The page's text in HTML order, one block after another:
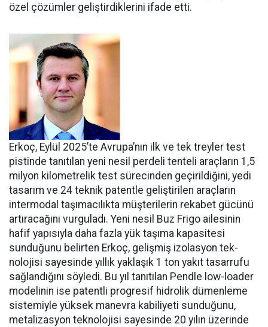
özel çözüm­ler geliştirdiklerini ifade etti.
Erkoç, Eylül 2025’te Avru­pa’nın ilk ve tek treyler test
pistin­de tanıtılan yeni nesil perdeli ten­teli araçların 1,5
milyon kilomet­relik test sürecinden geçirildiğini, yedi
tasarım ve 24 teknik patentle geliştirilen araçların
intermodal taşımacılıkta müşterilerin reka­bet gücünü
artıracağını vurgula­dı. Yeni nesil Buz Frigo ailesinin
hafif yapısıyla daha fazla yük ta­şıma kapasitesi
sunduğunu belir­ten Erkoç, gelişmiş izolasyon tek­
nolojisi sayesinde yıllık yaklaşık 1 ton yakıt tasarrufu
sağlandığı­nı söyledi. Bu yıl tanıtılan Pendle low-loader
modelinin ise patent­li progresif hidrolik dümenleme
sistemiyle yüksek manevra kabi­liyeti sunduğunu,
metalizasyon teknolojisi sayesinde 20 yılın üze­rinde